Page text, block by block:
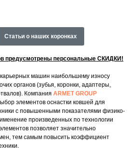
Статьи о наших коронках
предусмотрены персональные СКИДКИ!
карьерных машин наибольшему износу
органов (зубья, коронки, адаптеры,
Компания ARMET GROUP
элементов оснастки ковшей для
с повышенными показателями физико-
произведенных по технологии
позволяет значительно
тем самым повысить коэффициент